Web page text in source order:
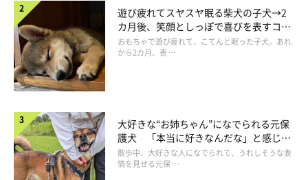
@pretty_solulu
そんなそるくんは、控えめでおとなしい性格に育ったそう。成長
とともにおもちゃで遊ばなくなり、まるで「人間のように食べて
遊び疲れてスヤスヤ眠る柴犬の子犬→2
カ月後、笑顔としっぽで喜びを表すコに
成長！
おもちゃで遊び疲れて、こてんと眠った子犬。あれ
から2カ月、表 …
大好きな“お姉ちゃん”になでられる元保
護犬 「本当に好きなんだな」と感じる
表情にほっこり
散歩中、大好きな人になでられて、うれしそうな表
情を見せる元保 …